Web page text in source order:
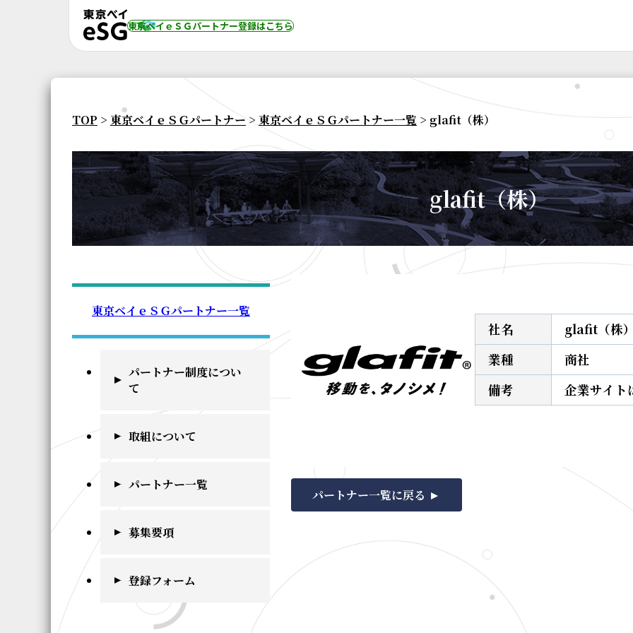
東京ベイｅＳＧパートナー登録はこちら
TOP > 東京ベイｅＳＧパートナー > 東京ベイｅＳＧパートナー一覧 > glafit（株）
glafit（株）
東京ベイｅＳＧパートナー一覧
パートナー制度につい
て
取組について
パートナー一覧
募集要項
登録フォーム
社名
glafit（株
業種
商社
備考
企業サイト
パートナー一覧に戻る